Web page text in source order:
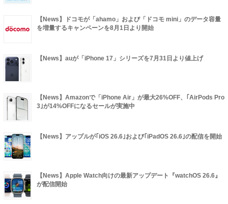
【News】ドコモが「ahamo」および「ドコモ mini」のデータ容量
を増量するキャンペーンを8月1日より開始
【News】auが「iPhone 17」シリーズを7月31日より値上げ
【News】Amazonで「iPhone Air」が最大26%OFF、｢AirPods Pro
3｣が14%OFFになるセールが実施中
【News】アップルが｢iOS 26.6｣および｢iPadOS 26.6｣の配信を開始
【News】Apple Watch向けの最新アップデート『watchOS 26.6』
が配信開始